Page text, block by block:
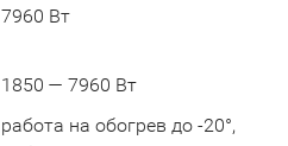
7960 Вт
1850 — 7960 Вт
работа на обогрев до -20°,